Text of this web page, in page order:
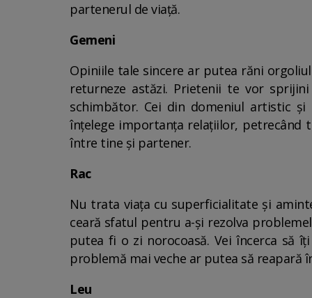
partenerul de viață.
Gemeni
Opiniile tale sincere ar putea răni
returneze astăzi. Prietenii te vor
schimbător. Cei din domeniul artistic
înțelege importanța relațiilor, petrecând
între tine și partener.
Rac
Nu trata viața cu superficialitate și
ceară sfatul pentru a-și rezolva
putea fi o zi norocoasă. Vei încerca să
problemă mai veche ar putea să reapară
Leu